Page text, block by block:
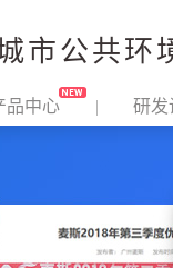
市公共环
品中心 研发